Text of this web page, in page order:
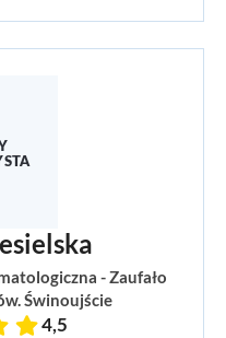
- Zaufało
Świnoujście
4,5